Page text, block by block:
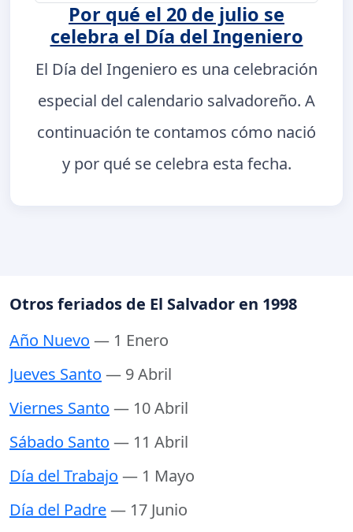
Por qué el 20 de julio se
celebra el Día del Ingeniero
El Día del Ingeniero es una celebración
especial del calendario salvadoreño. A
continuación te contamos cómo nació
y por qué se celebra esta fecha.
Otros feriados de El Salvador en 1998
Año Nuevo — 1 Enero
Jueves Santo — 9 Abril
Viernes Santo — 10 Abril
Sábado Santo — 11 Abril
Día del Trabajo — 1 Mayo
Día del Padre— 17 Junio